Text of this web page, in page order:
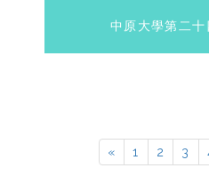
中原大學第二
« 1 2 3